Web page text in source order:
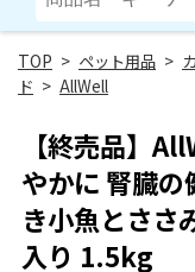
> ペット用品 >
ド > AllWell
【終売品】
やかに 腎臓
き小魚とささ
入り 1.5kg